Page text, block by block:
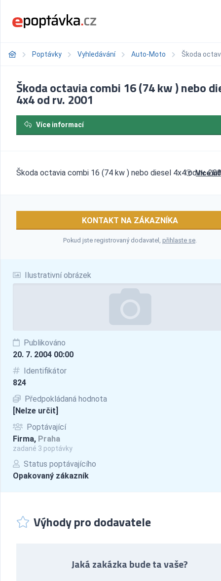
Poptávky Vyhledávání Auto-Moto Škoda
Ilustrativní obrázek
Publikováno
20. 7. 2004 00:00
Identifikátor
824
Předpokládaná hodnota
[Nelze určit]
Poptávající
Firma, Praha
zadané 3 poptávky
Status poptávajícího
Opakovaný zákazník
Škoda octavia combi 16 (74 kw ) nebo
4x4 od rv. 2001
Více informací
Škoda octavia combi 16 (74 kw ) nebo diesel 4x4 od rv.
Více
KONTAKT NA ZÁKAZNÍKA
Pokud jste registrovaný dodavatel, přihlaste se.
Výhody pro dodavatele
Jaká zakázka bude ta vaše?